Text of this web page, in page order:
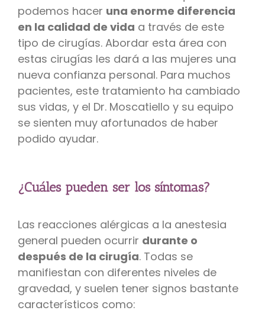
podemos hacer una enorme diferencia
en la calidad de vida a través de este
tipo de cirugías. Abordar esta área con
estas cirugías les dará a las mujeres una
nueva confianza personal. Para muchos
pacientes, este tratamiento ha cambiado
sus vidas, y el Dr. Moscatiello y su equipo
se sienten muy afortunados de haber
podido ayudar.
¿Cuáles pueden ser los síntomas?
Las reacciones alérgicas a la anestesia
general pueden ocurrir durante o
después de la cirugía. Todas se
manifiestan con diferentes niveles de
gravedad, y suelen tener signos bastante
característicos como: